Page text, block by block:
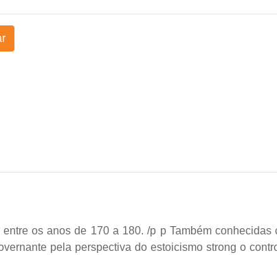
os anos de 170 a 180. /p p Também
pela perspectiva do estoicismo strong o